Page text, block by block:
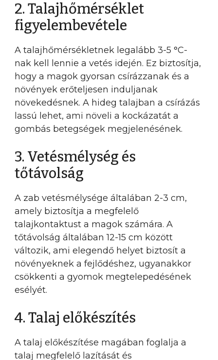
2. Talajhőmérséklet
figyelembevétele
A talajhőmérsékletnek legalább 3-5 °C-
nak kell lennie a vetés idején. Ez biztosítja,
hogy a magok gyorsan csírázzanak és a
növények erőteljesen induljanak
növekedésnek. A hideg talajban a csírázás
lassú lehet, ami növeli a kockázatát a
gombás betegségek megjelenésének.
3. Vetésmélység és
tőtávolság
A zab vetésmélysége általában 2-3 cm,
amely biztosítja a megfelelő
talajkontaktust a magok számára. A
tőtávolság általában 12-15 cm között
változik, ami elegendő helyet biztosít a
növényeknek a fejlődéshez, ugyanakkor
csökkenti a gyomok megtelepedésének
esélyét.
4. Talaj előkészítés
A talaj előkészítése magában foglalja a
talaj megfelelő lazítását és